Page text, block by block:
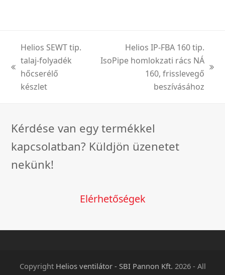
previous
post:
Helios SEWT tip.
talaj-folyadék
hőcserélő
készlet
Helios IP-FBA 160 tip.
IsoPipe homlokzati rács NÁ
160, frisslevegő
beszívásához
Kérdése van egy termékkel
kapcsolatban? Küldjön üzenetet
nekünk!
Elérhetőségek
Copyright Helios ventilátor - SBI Pannon Kft. 2026 - All